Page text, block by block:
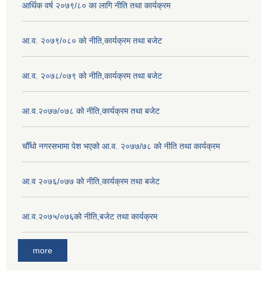
आर्थिक वर्ष २०७९/८० का लागि नीति तथा कार्यक्रम
आ.व. २०७९/०८० को नीति,कार्यक्रम तथा बजेट
आ.व. २०७८/०७९ को नीति,कार्यक्रम तथा बजेट
आ.व.२०७७/०७८ को नीति,कार्यक्रम तथा बजेट
चौँथो नगरसभामा पेश भएको आ.व. २०७७/७८ को नीति तथा कार्यक्रम
आ.व २०७६/०७७ को नीति,कार्यक्रम तथा बजेट
आ.व.२०७५/०७६को नीति,बजेट तथा कार्यक्रम
more